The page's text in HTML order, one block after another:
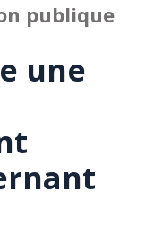
publique
une